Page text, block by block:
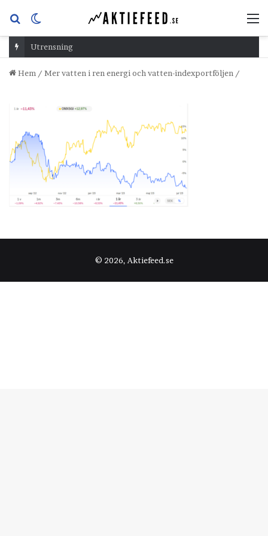
Sök
efterskin
Utrensning
Hem / Mer vatten i ren energi och vatten-indexportföljen /
© 2026, Aktiefeed.se